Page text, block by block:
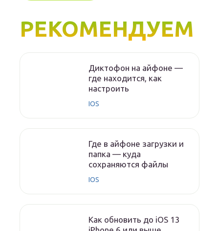
РЕКОМЕНДУЕМ
Диктофон на айфоне —
где находится, как
настроить
IOS
Где в айфоне загрузки и
папка — куда
сохраняются файлы
IOS
Как обновить до iOS 13